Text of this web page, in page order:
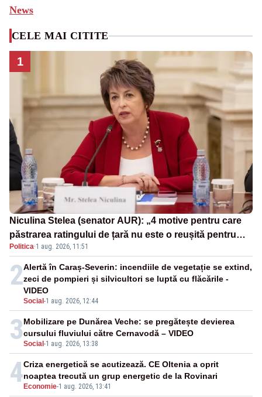
News
CELE MAI CITITE
1
Niculina Stelea (senator AUR): „4 motive pentru care
păstrarea ratingului de țară nu este o reușită pentru
Guvernul Bolojan”
Politica·1 aug. 2026, 11:51
2
Social-1 aug. 2026, 12:44
Alertă în Caraș-Severin: incendiile de vegetație se extind,
zeci de pompieri și silvicultori se luptă cu flăcările -
VIDEO
3Social-1 aug. 2026, 13:38
Mobilizare pe Dunărea Veche: se pregătește devierea
cursului fluviului către Cernavodă – VIDEO
4Economie-1 aug. 2026, 13:41
Criza energetică se acutizează. CE Oltenia a oprit
noaptea trecută un grup energetic de la Rovinari